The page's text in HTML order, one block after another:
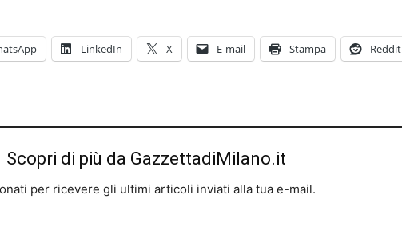
LinkedIn X E-mail Stampa Reddit
Scopri di più da GazzettadiMilano.it
per ricevere gli ultimi articoli inviati alla tua e-mail.